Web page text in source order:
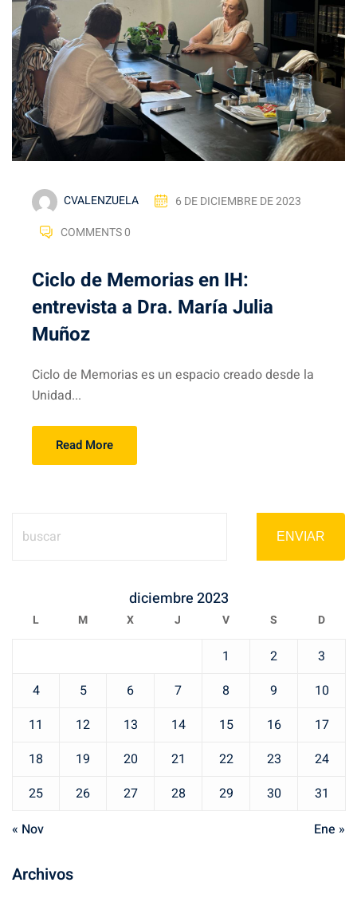
CVALENZUELA
6 DE DICIEMBRE DE 2023
COMMENTS 0
Ciclo de Memorias en IH:
entrevista a Dra. María Julia
Muñoz
Ciclo de Memorias es un espacio creado desde la
Unidad...
Read More
ENVIAR
diciembre 2023
L M X J V S D
1 2
3
4
5 6 7 8 9
10
11
12 13 14 15 16
17
18
19 20 21 22 23
24
25
26 27 28 29 30
31
« Nov
Ene »
Archivos